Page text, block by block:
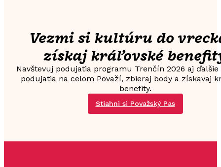
Vezmi si kultúru do
získaj kráľovské
Navštevuj podujatia programu Trenčín 2026 aj
podujatia na celom Považí, zbieraj body a získavaj
benefity.
Stiahni si Považský Pas